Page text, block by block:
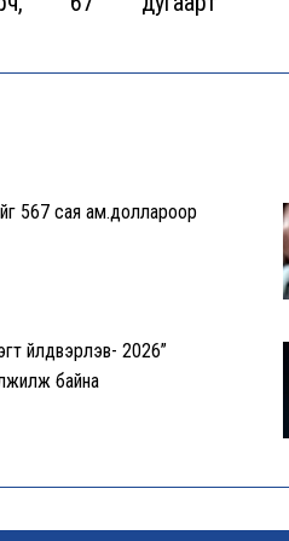
567 сая ам.доллароор
үйлдвэрлэв- 2026”
байна